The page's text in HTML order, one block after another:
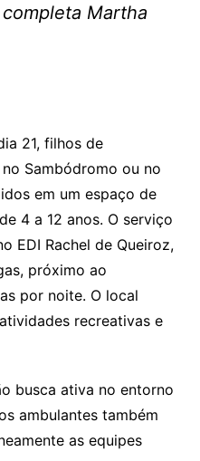
Martha
21, filhos de
Sambódromo ou no
em um espaço de
4 a 12 anos. O serviço
EDI Rachel de Queiroz,
próximo ao
por noite. O local
recreativas e
busca ativa no entorno
ambulantes também
as equipes